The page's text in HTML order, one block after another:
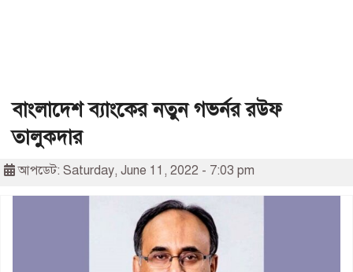
বাংলাদেশ ব্যাংকের নতুন গভর্নর রউফ
তালুকদার
আপডেট: Saturday, June 11, 2022 - 7:03 pm